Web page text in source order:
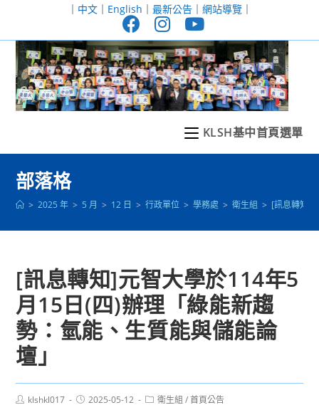
至
｜ 中文｜ English ｜ 最新公告｜ 網站導覽｜
KLSH基中首頁選單
部落格
> 2025 年 > 5 月 > 12 日 > 行政單位 > 學務處 > 衛生組 > [訊息轉知]
[訊息轉知]元智大學於114年5
月15日(四)辦理「綠能新趨
勢：氫能、生質能與儲能論
壇」
Postklshkl017
Post2025-05-12
Post衛生組 / 首頁公告